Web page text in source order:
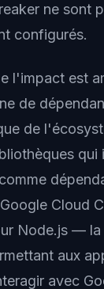
ne sont
configurés.
l'impact est
de
de
qui
Cloud
Node.js — la
aux
avec